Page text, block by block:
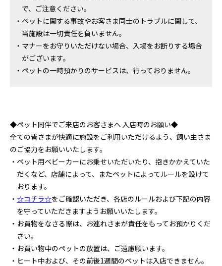
で、ご注意ください。
・ペットに関する事故やお客さま同士のトラブルに関して、
当施設は一切責任を負いません。
・マナーをお守りいただけない場合、入場をお断りする場合
がございます。
・ペットの一時預かりのサービスは、行っておりません。
◆ペット同伴でご来店のお客さまへ 入店時のお願い◆
全ての皆さまが快適に施設をご利用いただけるよう、飼い主さま
のご協力をお願いいたします。
・ペット用ベビーカーにお乗せいただいたり、抱きかかえていた
だくなど、店舗によって、またペットによってルールを設けて
おります。
・ ☆コチラ☆をご確認いただき、各店のルールおよび下記の内容
を守っていただきますようお願いいたします。
・お買物をなさる際は、お連れさまが責任をもってお預かりくだ
さい。
・お買い物中のペットの放置は、ご遠慮願います。
・ヒート中および、その前後1週間のペットは入店できません。